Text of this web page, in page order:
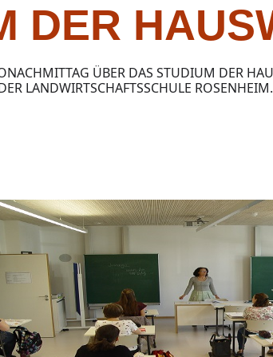
DER
ÜBER DAS STUDIUM DER
LANDWIRTSCHAFTSSCHULE ROSENHEIM.